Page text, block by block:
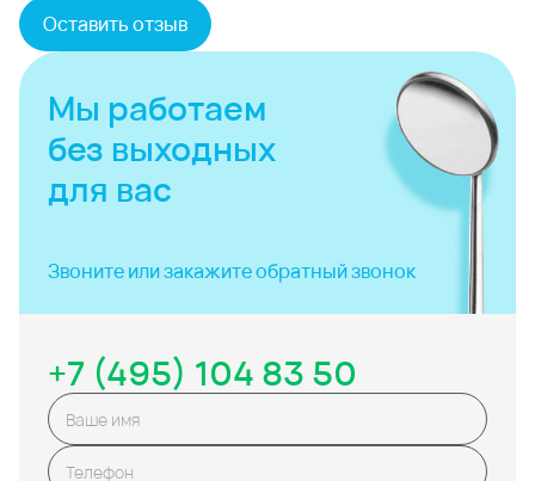
Оставить отзыв
Мы работаем
без выходных
для вас
Звоните или закажитеобратный звонок
+7 (495) 104 83 50